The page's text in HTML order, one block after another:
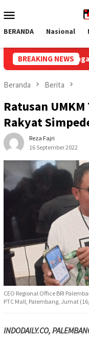
ke
Mobile
BERANDA Nasional
BREAKING NEWS
Beri
Beranda Berita
Ratusan
Rakyat
Reza Fajri
16 September 2022
CEO Regional Office BRI
PTC Mall, Palembang, Jumat
INDODAILY.CO,